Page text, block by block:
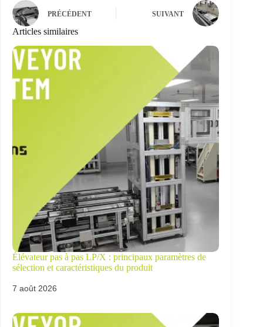
PRÉCÉDENT SUIVANT
Articles similaires
Élévateur pas à pas LP/X : principaux paramètres de
sélection et caractéristiques du produit
7 août 2026